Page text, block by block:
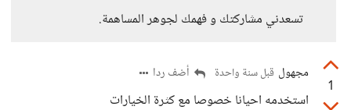
تسعدني مشاركتك و فهمك لجوهر المساهمة.
1
مجهول قبل سنة واحدة أضف ردا
استخدمه احيانا خصوصا مع كثرة الخيارات